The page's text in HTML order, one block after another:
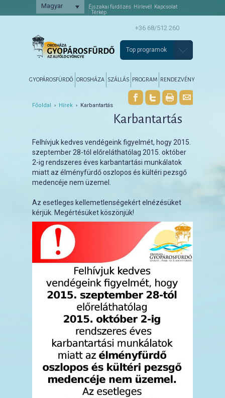
Magyar Éjszakai fürdőzés Hírlevél
Kapcsolat
Térkép
+36 68/512 260
Top programok
Tovább az elsődleges tartalomra
Tovább a másodlagos tartalomra
GYOPÁROSFÜRDŐ OROSHÁZA SZÁLLÁS PROGRAM RENDEZVÉNY
Főoldal › Hírek › Karbantartás
Karbantartás
Felhívjuk kedves vendégeink figyelmét, hogy 2015.
szeptember 28-tól előreláthatólag 2015. október
2-ig rendszeres éves karbantartási munkálatok
miatt az élményfürdő oszlopos és kültéri pezsgő
medencéje nem üzemel.
Az esetleges kellemetlenségekért elnézésüket
kérjük. Megértésüket köszönjük!